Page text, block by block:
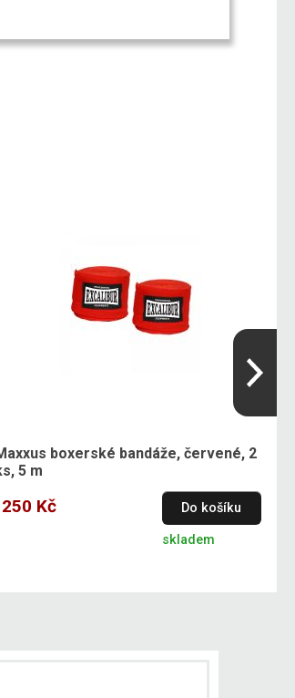
boxerské bandáže, červené, 2
5 m
250 Kč Do košíku
skladem